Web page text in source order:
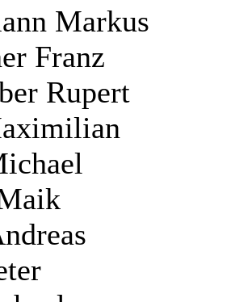
Markus
Franz
Rupert